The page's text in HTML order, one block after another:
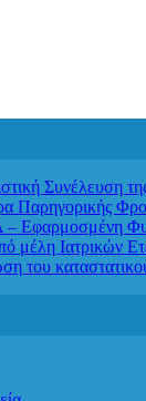
Συνέλευση
Παρηγορικής
Ιατρικών
του